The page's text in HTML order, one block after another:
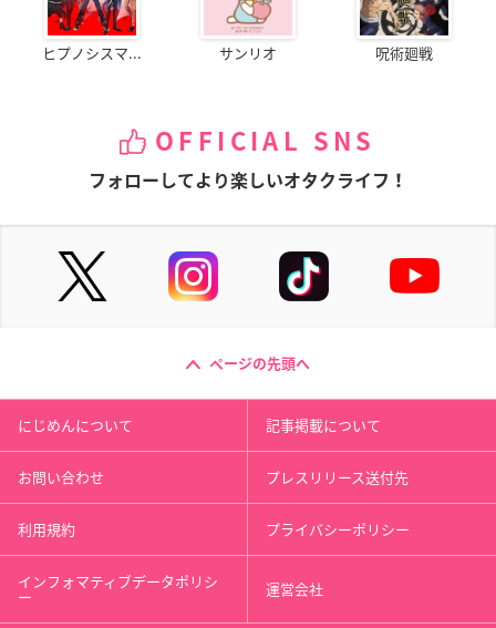
ヒプノシスマ... サンリオ 呪術廻戦
OFFICIAL SNS
フォローしてより楽しいオタクライフ！
ページの先頭へ
にじめんについて 記事掲載について
お問い合わせ プレスリリース送付先
利用規約 プライバシーポリシー
インフォマティブデータポリシ
ー 運営会社